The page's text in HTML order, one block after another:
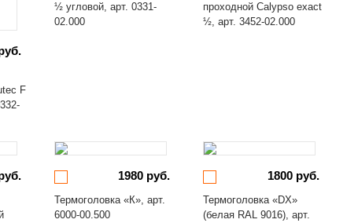
F
½ угловой, арт. 0331-
02.000
проходной Calypso exact
½, арт. 3452-02.000
1980 руб.
Термоголовка «К», арт.
6000-00.500
1800 руб.
Термоголовка «DX»
(белая RAL 9016), арт.